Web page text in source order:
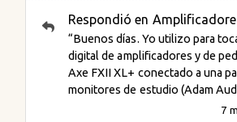
Respondió en
“Buenos días. Yo utilizo para
digital de amplificadores y de
Axe FXII XL+ conectado a una
monitores de estudio (Adam
7